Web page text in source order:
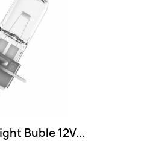
Buble 12V...